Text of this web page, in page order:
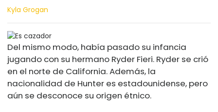
Kyla Grogan
Del mismo modo, había pasado su infancia
jugando con su hermano Ryder Fieri. Ryder se crió
en el norte de California. Además, la
nacionalidad de Hunter es estadounidense, pero
aún se desconoce su origen étnico.